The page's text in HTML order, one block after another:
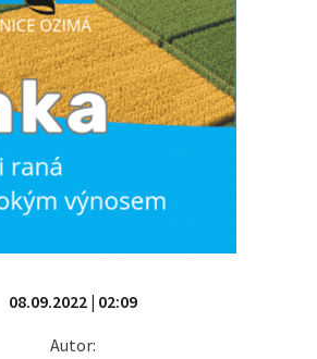
08.09.2022 | 02:09
Autor: